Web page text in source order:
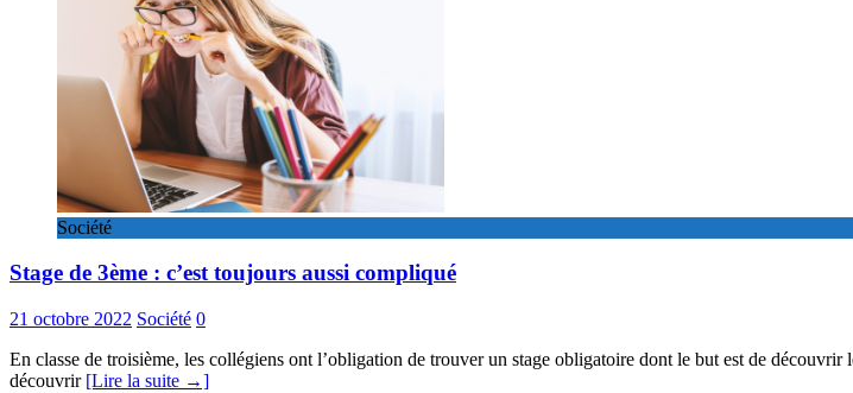
Société
Stage de 3ème : c’est toujours aussi compliqué
21 octobre 2022 Société 0
En classe de troisième, les collégiens ont l’obligation de trouver un stage obligatoire dont le but est de
découvrir [Lire la suite →]